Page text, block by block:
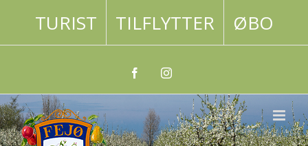
TURIST TILFLYTTER ØBO
FacebookInstagram